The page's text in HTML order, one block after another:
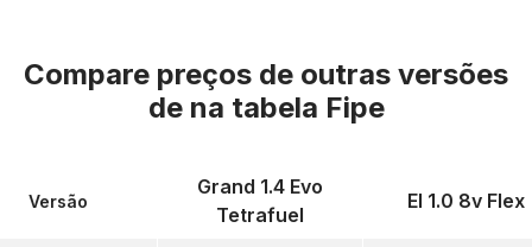
Compare preços de outras versões
de na tabela Fipe
Versão
Grand 1.4 Evo
Tetrafuel
El 1.0 8v Flex